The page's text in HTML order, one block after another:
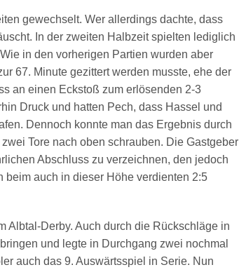
gewechselt. Wer allerdings dachte, dass
In der zweiten Halbzeit spielten lediglich
in den vorherigen Partien wurden aber
67. Minute gezittert werden musste, ehe der
an einen Eckstoß zum erlösenden 2-3
Druck und hatten Pech, dass Hassel und
Dennoch konnte man das Ergebnis durch
Tore nach oben schrauben. Die Gastgeber
Abschluss zu verzeichnen, den jedoch
beim auch in dieser Höhe verdienten 2:5
Albtal-Derby. Auch durch die Rückschläge in
und legte in Durchgang zwei nochmal
auch das 9. Auswärtsspiel in Serie. Nun